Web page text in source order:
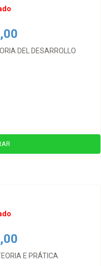
DEL DESARROLLO
E PRÁTICA